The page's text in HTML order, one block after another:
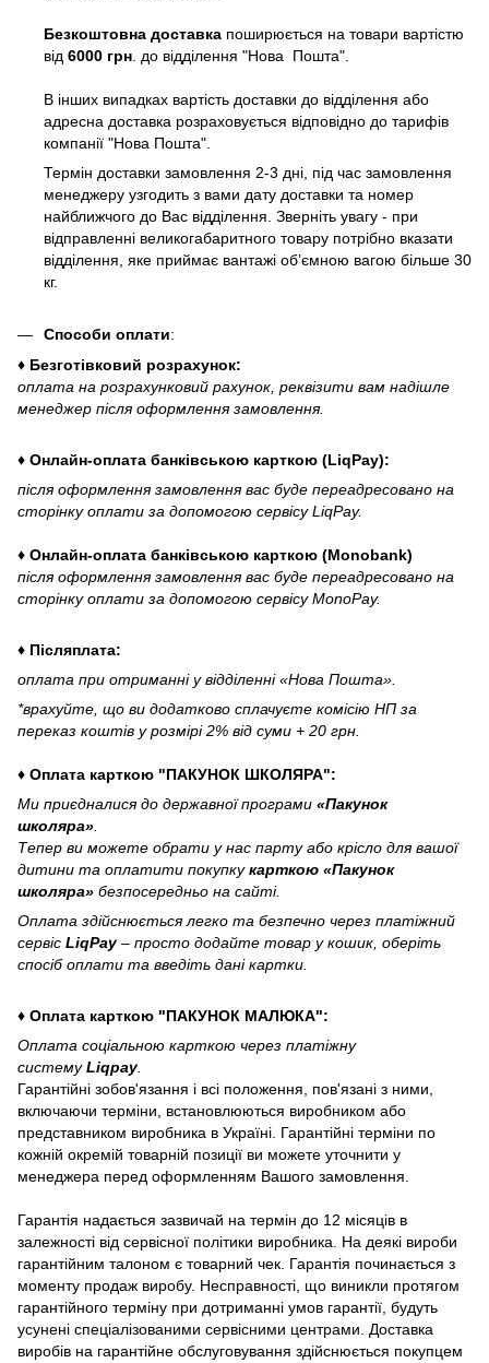
Безкоштовна доставка поширюється на товари вартістю
від 6000 грн . до відділення "Нова Пошта".
В інших випадках вартість доставки до відділення або
адресна доставка розраховується відповідно до тарифів
компанії "Нова Пошта".
Термін доставки замовлення 2-3 дні, під час замовлення
менеджеру узгодить з вами дату доставки та номер
найближчого до Вас відділення. Зверніть увагу - при
відправленні великогабаритного товару потрібно вказати
відділення, яке приймає вантажі об’ємною вагою більше 30
кг.
Способи оплати:
♦ Безготівковий розрахунок:
оплата на розрахунковий рахунок, реквізити вам надішле
менеджер після оформлення замовлення.
♦ Онлайн-оплата банківською карткою (LiqPay):
після оформлення замовлення вас буде переадресовано на
сторінку оплати за допомогою сервісу LiqPay.
♦ Онлайн-оплата банківською карткою (Monobank)
після оформлення замовлення вас буде переадресовано на
сторінку оплати за допомогою сервісу MonoPay.
♦ Післяплата:
оплата при отриманні у відділенні «Нова Пошта».
*врахуйте, що ви додатково сплачуєте комісію НП за
переказ коштів у розмірі 2% від суми + 20 грн.
♦ Оплата карткою "ПАКУНОК ШКОЛЯРА":
Ми приєдналися до державної програми «Пакунок
школяра».
Тепер ви можете обрати у нас парту або крісло для вашої
дитини та оплатити покупкукарткою «Пакунок
школяра» безпосередньо на сайті.
Оплата здійснюється легко та безпечно через платіжний
сервіс LiqPay– просто додайте товар у кошик, оберіть
спосіб оплати та введіть дані картки.
♦ Оплата карткою "ПАКУНОК МАЛЮКА":
Оплата соціальною карткою через платіжну
системуLiqpay.
Гарантійні зобов'язання і всі положення, пов'язані з ними,
включаючи терміни, встановлюються виробником або
представником виробника в Україні. Гарантійні терміни по
кожній окремій товарній позиції ви можете уточнити у
менеджера перед оформленням Вашого замовлення.
Гарантія надається зазвичай на термін до 12 місяців в
залежності від сервісної політики виробника. На деякі вироби
гарантійним талоном є товарний чек. Гарантія починається з
моменту продаж виробу. Несправності, що виникли протягом
гарантійного терміну при дотриманні умов гарантії, будуть
усунені спеціалізованими сервісними центрами. Доставка
виробів на гарантійне обслуговування здійснюється покупцем